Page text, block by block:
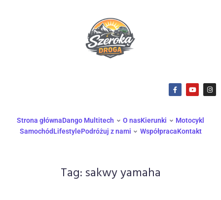
Strona głównaDango Multitech O nasKierunki
Motocykl
SamochódLifestylePodróżuj z nami WspółpracaKontakt
Tag: sakwy yamaha